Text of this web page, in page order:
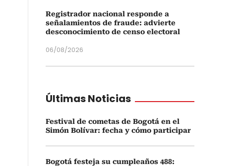
Registrador nacional responde a
señalamientos de fraude: advierte
desconocimiento de censo electoral
06/08/2026
Últimas Noticias
Festival de cometas de Bogotá en el
Simón Bolívar: fecha y cómo participar
Bogotá festeja su cumpleaños 488: